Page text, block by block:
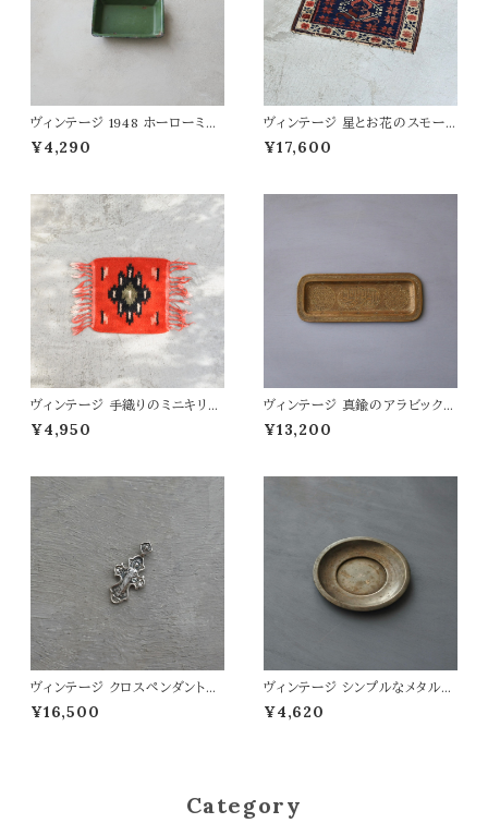
ヴィンテージ 1948 ホーローミニ
トレイ
¥4,290
ヴィンテージ 星とお花のスモー
ルラグ 56×47
¥17,600
ヴィンテージ 手織りのミニキリム
33×21
¥4,950
ヴィンテージ 真鍮のアラビックト
レイ
¥13,200
ヴィンテージ クロスペンダントト
ップ 『全能の神』
¥16,500
ヴィンテージ シンプルなメタルト
レイ
¥4,620
Category